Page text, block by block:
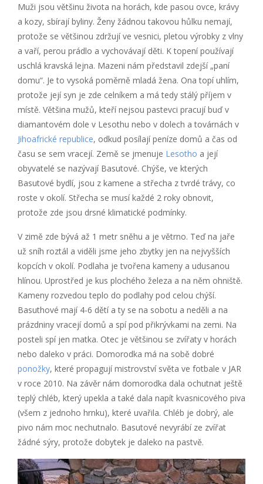
Muži jsou většinu života na horách, kde pasou ovce, krávy
a kozy, sbírají byliny. Ženy žádnou takovou hůlku nemají,
protože se většinou zdržují ve vesnici, pletou výrobky z vlny
a vaří, perou prádlo a vychovávají děti. K topení používají
uschlá kravská lejna. Mazeni nám představil zdejší „paní
domu“. Je to vysoká poměrně mladá žena. Ona topí uhlím,
protože její syn je zde celníkem a má tedy stálý příjem v
místě. Většina mužů, kteří nejsou pastevci pracují buď v
diamantovém dole v Lesothu nebo v dolech a továrnách v
Jihoafrické republice, odkud posílají peníze domů a čas od
času se sem vracejí. Země se jmenuje Lesotho a její
obyvatelé se nazývají Basutové. Chýše, ve kterých
Basutové bydlí, jsou z kamene a střecha z tvrdé trávy, co
roste v okolí. Střecha se musí každé 2 roky obnovit,
protože zde jsou drsné klimatické podmínky.
V zimě zde bývá až 1 metr sněhu a je větrno. Teď na jaře
už sníh roztál a viděli jsme jeho zbytky jen na nejvyšších
kopcích v okolí. Podlaha je tvořena kameny a udusanou
hlínou. Uprostřed je kus plochého železa a na něm ohniště.
Kameny rozvedou teplo do podlahy pod celou chýší.
Basuthové mají 4-6 dětí a ty se na sobotu a neděli a na
prázdniny vracejí domů a spí pod přikrývkami na zemi. Na
posteli spí jen matka. Otec je většinou se zvířaty v horách
nebo daleko v práci. Domorodka má na sobě dobré
ponožky, které propagují mistrovství světa ve fotbale v JAR
v roce 2010. Na závěr nám domorodka dala ochutnat ještě
teplý chléb, který upekla a také dala napít kvasnicového piva
(všem z jednoho hrnku), které uvařila. Chléb je dobrý, ale
pivo nám moc nechutnalo. Basutové nevyrábí ze zvířat
žádné sýry, protože dobytek je daleko na pastvě.